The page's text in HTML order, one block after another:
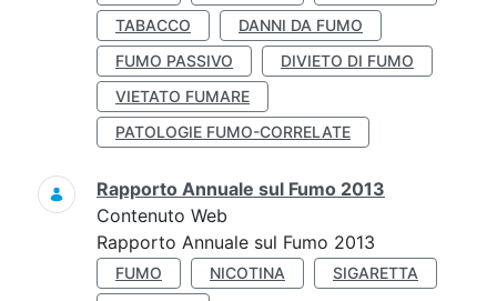
TABACCO
DANNI DA FUMO
FUMO PASSIVO
DIVIETO DI FUMO
VIETATO FUMARE
PATOLOGIE FUMO-CORRELATE
Rapporto Annuale sul Fumo 2013
Contenuto Web
Rapporto Annuale sul Fumo 2013
FUMO NICOTINA
SIGARETTA